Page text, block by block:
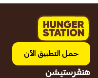
حمل التطبيق الآن
هنقرستيشن